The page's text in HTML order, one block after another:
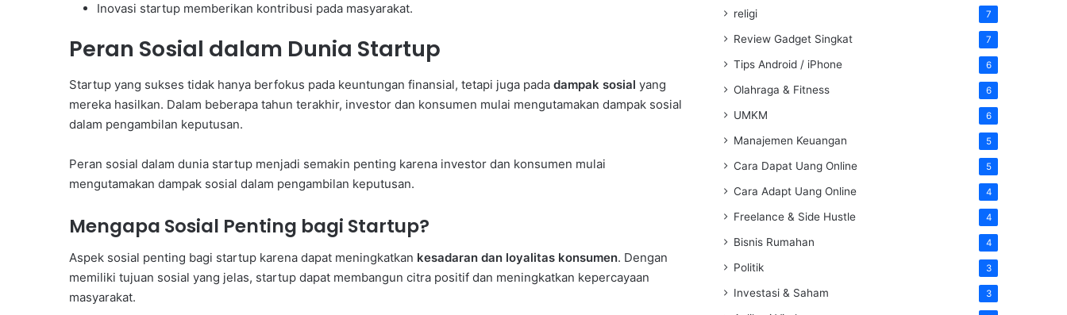
Inovasi startup memberikan kontribusi pada masyarakat.
Peran Sosial dalam Dunia Startup
Startup yang sukses tidak hanya berfokus pada keuntungan finansial, tetapi juga pada dampak sosial yang
mereka hasilkan. Dalam beberapa tahun terakhir, investor dan konsumen mulai mengutamakan dampak sosial
dalam pengambilan keputusan.
Peran sosial dalam dunia startup menjadi semakin penting karena investor dan konsumen mulai
mengutamakan dampak sosial dalam pengambilan keputusan.
Mengapa Sosial Penting bagi Startup?
Aspek sosial penting bagi startup karena dapat meningkatkan kesadaran dan loyalitas konsumen. Dengan
memiliki tujuan sosial yang jelas, startup dapat membangun citra positif dan meningkatkan kepercayaan
masyarakat.
religi 7
Review Gadget Singkat 7
Tips Android / iPhone 6
Olahraga & Fitness 6
UMKM 6
Manajemen Keuangan 5
Cara Dapat Uang Online 5
Cara Adapt Uang Online 4
Freelance & Side Hustle 4
Bisnis Rumahan 4
Politik 3
Investasi & Saham 3